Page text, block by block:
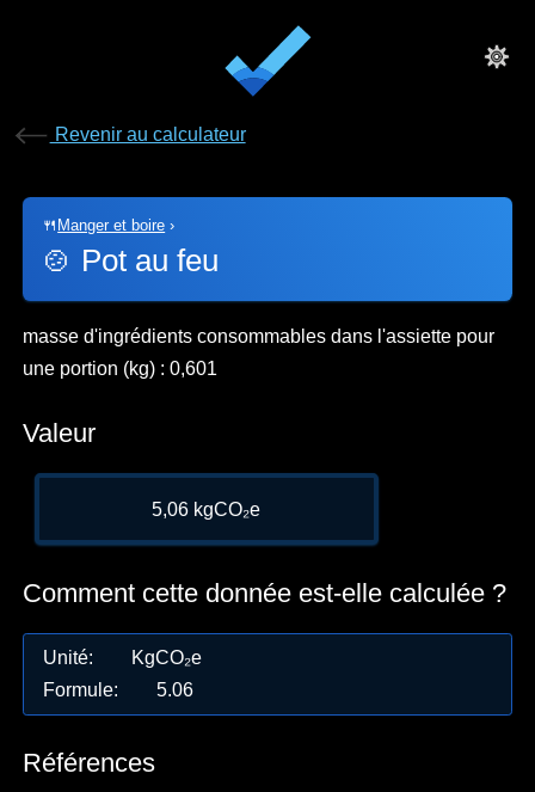
Revenir au calculateur
🍴 Manger et boire ›
🍲 Pot au feu
masse d'ingrédients consommables dans l'assiette pour
une portion (kg) : 0,601
Valeur
5,06 kgCO₂e
Comment cette donnée est-elle calculée ?
Unité:
KgCO₂e
Formule: 5.06
Références